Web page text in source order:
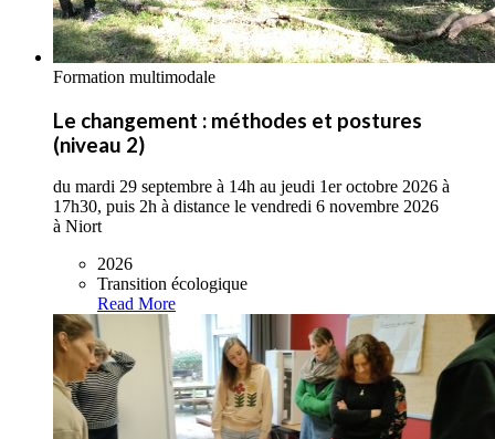
Formation multimodale
Le changement : méthodes et postures
(niveau 2)
du mardi 29 septembre à 14h au jeudi 1er octobre 2026 à
17h30, puis 2h à distance le vendredi 6 novembre 2026
à Niort
2026
Transition écologique
Read More